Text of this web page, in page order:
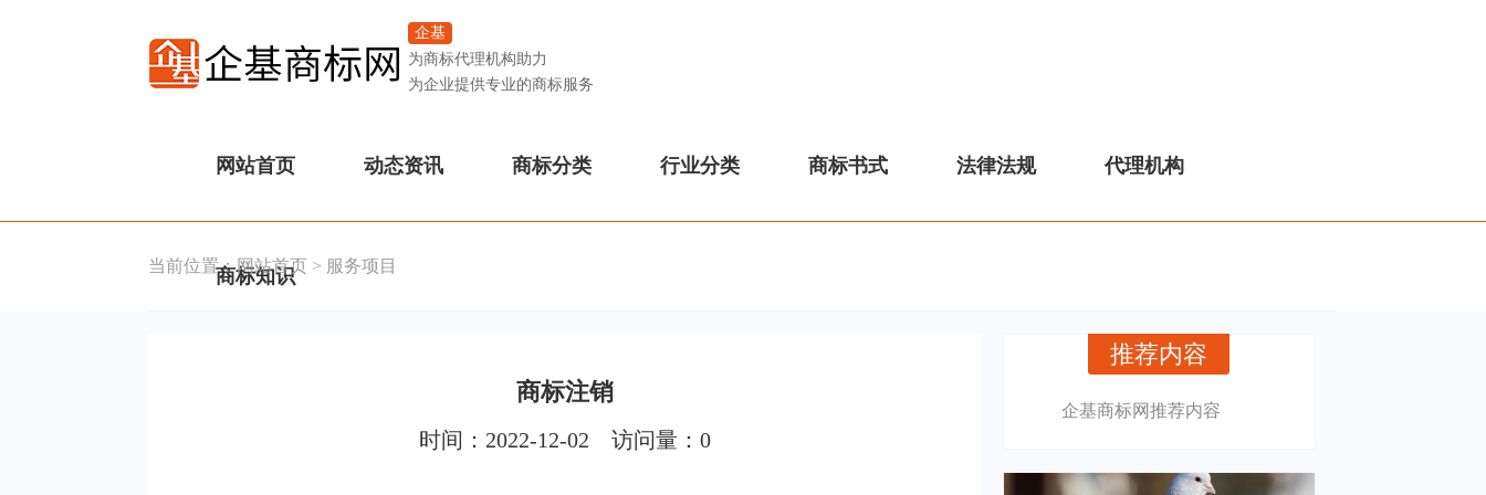
企基
为商标代理机构助力
为企业提供专业的商标服务
网站首页 动态资讯 商标分类 行业分类 商标书式 法律法规 代理机构
商标知识
当前位置：网站首页 > 服务项目
商标注销
时间：2022-12-02 访问量： 0
推荐内容
企基商标网推荐内容